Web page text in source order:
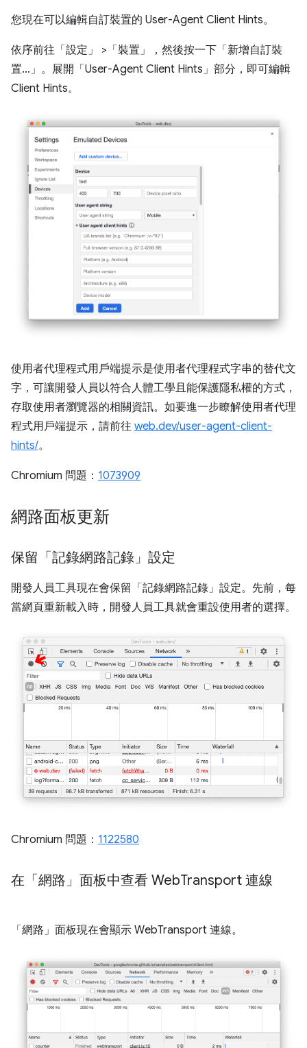
您現在可以編輯自訂裝置的 User-Agent Client Hints。
依序前往「設定」 >「裝置」
，然後按一下「新增自訂裝
置...」 。展開「User-Agent Client Hints」 部分，即可編輯
Client Hints。
使用者代理程式用戶端提示是使用者代理程式字串的替代文
字，可讓開發人員以符合人體工學且能保護隱私權的方式，
存取使用者瀏覽器的相關資訊。如要進一步瞭解使用者代理
程式用戶端提示，請前往 web.dev/user-agent-client-
hints/。
Chromium 問題： 1073909
網路面板更新
保留「記錄網路記錄」設定
開發人員工具現在會保留「記錄網路記錄」設定。先前，每
當網頁重新載入時，開發人員工具就會重設使用者的選擇。
Chromium 問題： 1122580
在「網路」面板中查看 WebTransport 連線
「網路」面板現在會顯示 WebTransport 連線。